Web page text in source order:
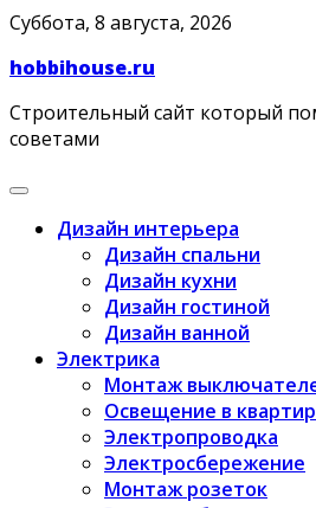
Skip
content
Суббота, 8 августа, 2026
hobbihouse.ru
Строительный сайт который
советами
Дизайн интерьера
Дизайн спальни
Дизайн кухни
Дизайн гостиной
Дизайн ванной
Электрика
Монтаж
Освещение в
Электропроводка
Электросбережение
Монтаж розеток